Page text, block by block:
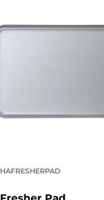
HAFRESHERPAD